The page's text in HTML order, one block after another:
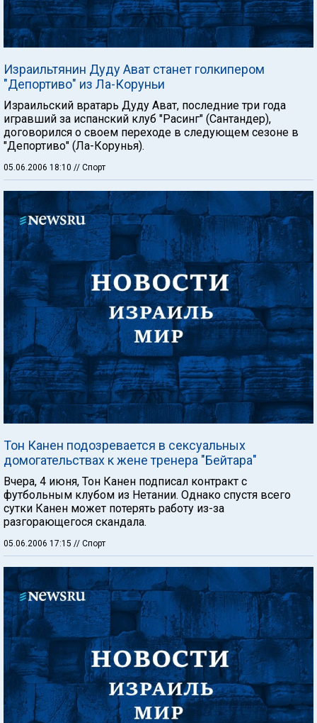
Израильтянин Дуду Ават станет голкипером
"Депортиво" из Ла-Коруньи
Израильский вратарь Дуду Ават, последние три года
игравший за испанский клуб "Расинг" (Сантандер),
договорился о своем переходе в следующем сезоне в
"Депортиво" (Ла-Корунья).
05.06.2006 18:10 // Спорт
Тон Канен подозревается в сексуальных
домогательствах к жене тренера "Бейтара"
Вчера, 4 июня, Тон Канен подписал контракт с
футбольным клубом из Нетании. Однако спустя всего
сутки Канен может потерять работу из-за
разгорающегося скандала.
05.06.2006 17:15 // Спорт